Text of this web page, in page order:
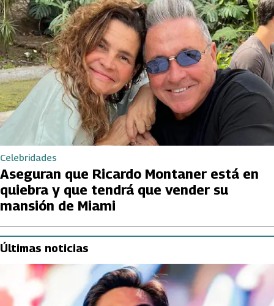
Celebridades
Aseguran que Ricardo Montaner está en
quiebra y que tendrá que vender su
mansión de Miami
Últimas noticias